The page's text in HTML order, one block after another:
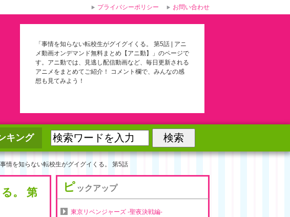
「事情を知らない転校生がグイグイくる。 第5話 | アニ
メ動画オンデマンド無料まとめ【アニ動】」のページで
す。アニ動では、見逃し配信動画など、毎日更新される
アニメをまとめてご紹介！ コメント欄で、みんなの感
想も見てみよう！
キング
事情を知らない転校生がグイグイくる。 第5話
。 第
ピ ックアップ
東京リベンジャーズ -聖夜決戦編-
プライバシーポリシー お問い合わせ